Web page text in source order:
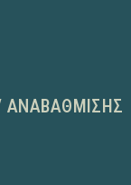
ΑΝΑΒΆΘΜΙΣΗΣ